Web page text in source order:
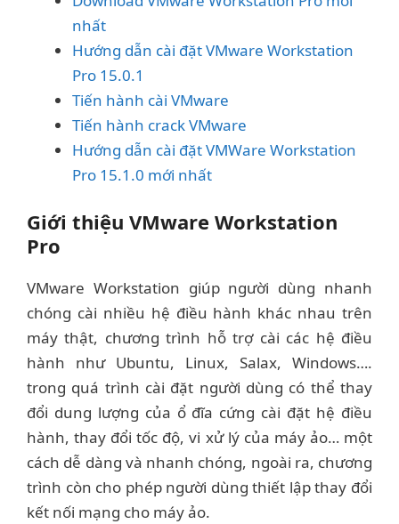
nhất
Hướng dẫn cài đặt VMware Workstation
Pro 15.0.1
Tiến hành cài VMware
Tiến hành crack VMware
Hướng dẫn cài đặt VMWare Workstation
Pro 15.1.0 mới nhất
Giới thiệu VMware Workstation
Pro
VMware Workstation giúp người dùng nhanh
chóng cài nhiều hệ điều hành khác nhau trên
máy thật, chương trình hỗ trợ cài các hệ điều
hành như Ubuntu, Linux, Salax, Windows….
trong quá trình cài đặt người dùng có thể thay
đổi dung lượng của ổ đĩa cứng cài đặt hệ điều
hành, thay đổi tốc độ, vi xử lý của máy ảo… một
cách dễ dàng và nhanh chóng, ngoài ra, chương
trình còn cho phép người dùng thiết lập thay đổi
kết nối mạng cho máy ảo.